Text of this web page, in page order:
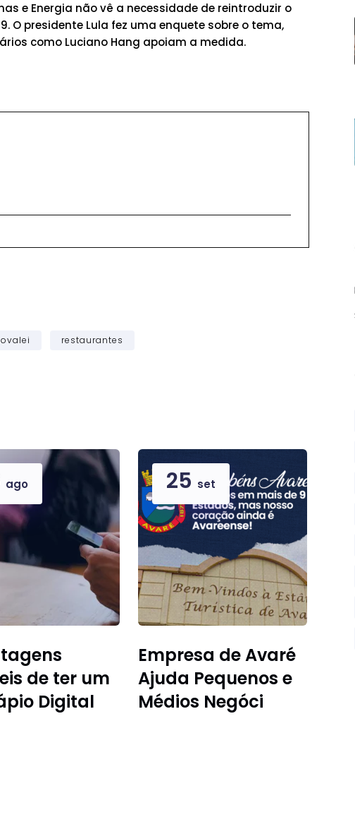
e Energia não vê a necessidade de reintroduzir o
O presidente Lula fez uma enquete sobre o tema,
como Luciano Hang apoiam a medida.
restaurantes
ago
de ter um
Digital
25 set
Empresa de Avaré
Ajuda Pequenos e
Médios Negóci